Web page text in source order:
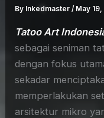
By Inkedmaster/ May
Tatoo Art
sebagai seniman
dengan fokus
sekadar
memperlakukan
arsitektur mikro